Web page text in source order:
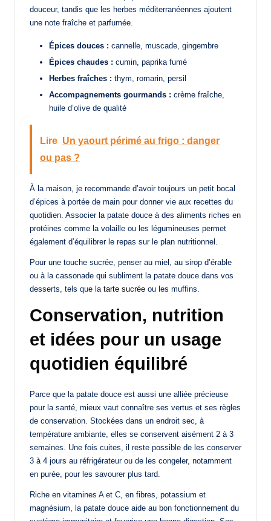
douceur, tandis que les herbes méditerranéennes ajoutent
une note fraîche et parfumée.
Épices douces : cannelle, muscade, gingembre
Épices chaudes : cumin, paprika fumé
Herbes fraîches : thym, romarin, persil
Accompagnements gourmands : crème fraîche,
huile d’olive de qualité
Lire Un yaourt périmé au frigo : danger
ou pas ?
À la maison, je recommande d’avoir toujours un petit bocal
d’épices à portée de main pour donner vie aux recettes du
quotidien. Associer la patate douce à des aliments riches en
protéines comme la volaille ou les légumineuses permet
également d’équilibrer le repas sur le plan nutritionnel.
Pour une touche sucrée, penser au miel, au sirop d’érable
ou à la cassonade qui subliment la patate douce dans vos
desserts, tels que la tarte sucrée ou les muffins.
Conservation, nutrition
et idées pour un usage
quotidien équilibré
Parce que la patate douce est aussi une alliée précieuse
pour la santé, mieux vaut connaître ses vertus et ses règles
de conservation. Stockées dans un endroit sec, à
température ambiante, elles se conservent aisément 2 à 3
semaines. Une fois cuites, il reste possible de les conserver
3 à 4 jours au réfrigérateur ou de les congeler, notamment
en purée, pour les savourer plus tard.
Riche en vitamines A et C, en fibres, potassium et
magnésium, la patate douce aide au bon fonctionnement du